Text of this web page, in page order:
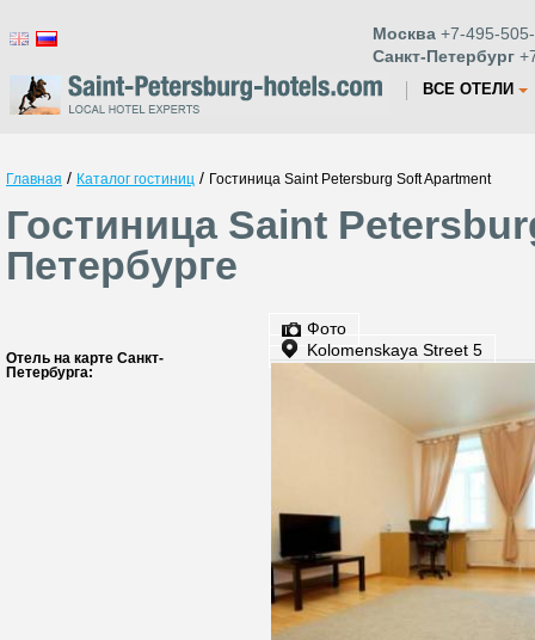
Москва +7-495-
Санкт-Петербург
ВСЕ ОТЕЛИ
Главная / Каталог гостиниц / Гостиница Saint Petersburg Soft Apartment
Гостиница Saint
Петербурге
Отель на карте Санкт-
Петербурга:
Фото
Kolomenskaya Street 5